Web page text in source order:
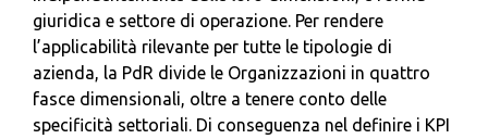
giuridica e settore di operazione. Per rendere
l’applicabilità rilevante per tutte le tipologie di
azienda, la PdR divide le Organizzazioni in quattro
fasce dimensionali, oltre a tenere conto delle
specificità settoriali. Di conseguenza nel definire i KPI